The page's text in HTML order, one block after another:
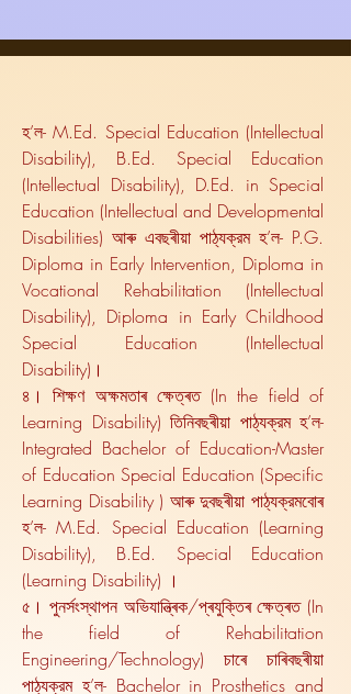
হ’ল- M.Ed. Special Education (Intellectual
Disability), B.Ed. Special Education
(Intellectual Disability), D.Ed. in Special
Education (Intellectual and Developmental
Disabilities) আৰু এবছৰীয়া পাঠ্যক্রম হ’ল- P.G.
Diploma in Early Intervention, Diploma in
Vocational Rehabilitation (Intellectual
Disability), Diploma in Early Childhood
Special Education (Intellectual
Disability)।
৪। শিক্ষণ অক্ষমতাৰ ক্ষেত্ৰত (In the field of
Learning Disability) তিনিবছৰীয়া পাঠ্যক্রম হ’ল-
Integrated Bachelor of Education-Master
of Education Special Education (Specific
Learning Disability ) আৰু দুবছৰীয়া পাঠ্যক্রমবোৰ
হ’ল- M.Ed. Special Education (Learning
Disability), B.Ed. Special Education
(Learning Disability) ।
৫। পুনৰ্সংস্থাপন অভিযান্ত্ৰিক/প্ৰযুক্তিৰ ক্ষেত্ৰত (In
the field of Rehabilitation
Engineering/Technology) চাৰে চাৰিবছৰীয়া
পাঠ্যক্রম হ’ল- Bachelor in Prosthetics and